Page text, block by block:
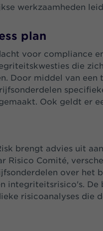
werkzaamheden
plan
voor compliance
die
Door middel van een
Ook geldt er
brengt advies uit
Risico Comité,
over het
integriteitsrisico's. De
risicoanalyses die